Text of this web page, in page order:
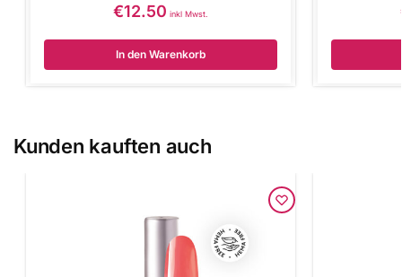
€12.50 inkl Mwst.
In den Warenkorb
Kunden kauften auch